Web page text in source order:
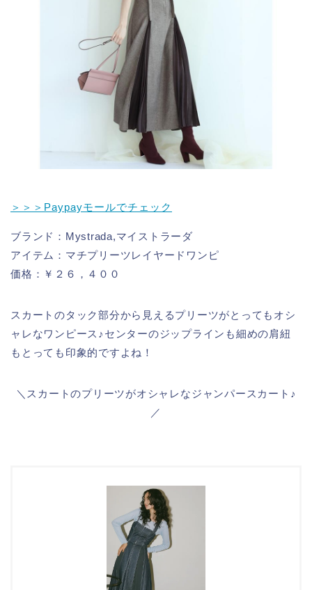
＞＞＞Paypayモールでチェック
ブランド：Mystrada,マイストラーダ
アイテム：マチプリーツレイヤードワンピ
価格：￥２６，４００
スカートのタック部分から見えるプリーツがとってもオシ
ャレなワンピース♪センターのジップラインも細めの肩紐
もとっても印象的ですよね！
＼スカートのプリーツがオシャレなジャンパースカート♪
／